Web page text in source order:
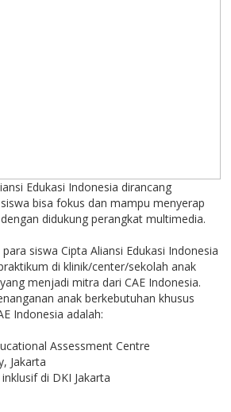
Edukasi Indonesia dirancang
bisa fokus dan mampu menyerap
didukung perangkat multimedia.
siswa Cipta Aliansi Edukasi Indonesia
di klinik/center/sekolah anak
menjadi mitra dari CAE Indonesia.
anak berkebutuhan khusus
Indonesia adalah:
Assessment Centre
Jakarta
di DKI Jakarta